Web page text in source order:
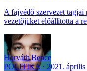
A fajvédő szervezet tagjai
vezetőjüket előállította a
Horváth Bence
POLITIKA
2021. április